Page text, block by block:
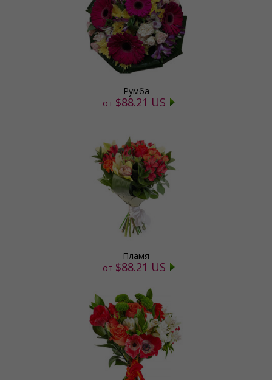
Румба
от $88.21 US
Пламя
от $88.21 US